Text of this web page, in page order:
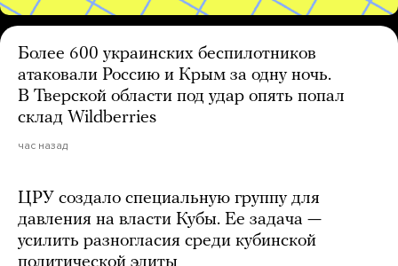
Более 600 украинских беспилотников
атаковали Россию и Крым за одну ночь.
В Тверской области под удар опять попал
склад Wildberries
час назад
ЦРУ создало специальную группу для
давления на власти Кубы. Ее задача —
усилить разногласия среди кубинской